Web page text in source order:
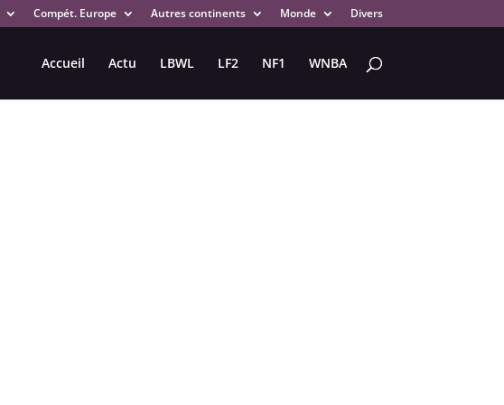
Compét. Europe Autres continents Monde Divers
Accueil Actu LBWL LF2 NF1 WNBA